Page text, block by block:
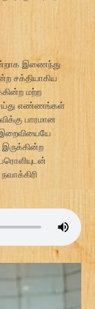
இணைந்து
சக்தியாகிய
மற்ற
எண்ணங்கள்
பாரமான
இறைவியையே